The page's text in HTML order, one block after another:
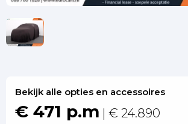
Bekijk alle opties en accessoires
€ 471 p.m | € 24.890